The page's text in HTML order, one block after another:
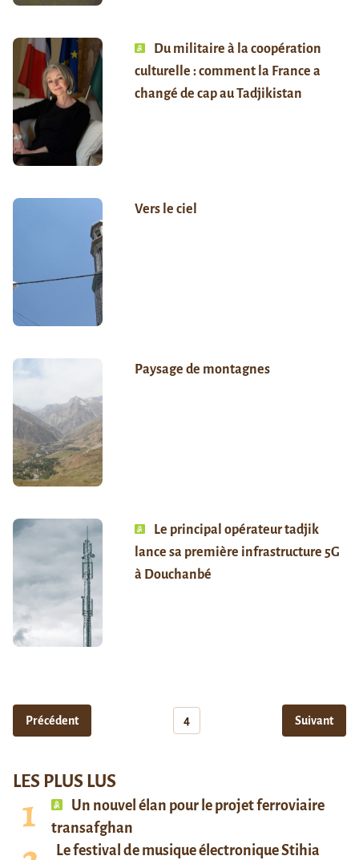
Du militaire à la coopération
culturelle : comment la France a
changé de cap au Tadjikistan
Vers le ciel
Paysage de montagnes
Le principal opérateur tadjik
lance sa première infrastructure 5G
à Douchanbé
Précédent 4 Suivant
LES PLUS LUS
Un nouvel élan pour le projet ferroviaire
transafghan
Le festival de musique électronique Stihia